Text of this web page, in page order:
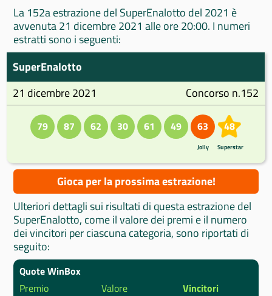
La 152a estrazione del SuperEnalotto del 2021 è
avvenuta 21 dicembre 2021 alle ore 20:00. I numeri
estratti sono i seguenti:
SuperEnalotto
21 dicembre 2021
Concorso n.152
79 87 62 30 61 49 63
Jolly
48
Superstar
Gioca per la prossima estrazione!
Ulteriori dettagli sui risultati di questa estrazione del
SuperEnalotto, come il valore dei premi e il numero
dei vincitori per ciascuna categoria, sono riportati di
seguito:
Quote WinBox
Premio
Valore
Vincitori